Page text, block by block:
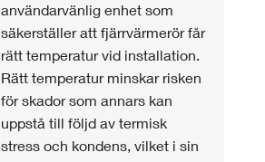
användarvänlig enhet som
säkerställer att fjärrvärmerör får
rätt temperatur vid installation.
Rätt temperatur minskar risken
för skador som annars kan
uppstå till följd av termisk
stress och kondens, vilket i sin